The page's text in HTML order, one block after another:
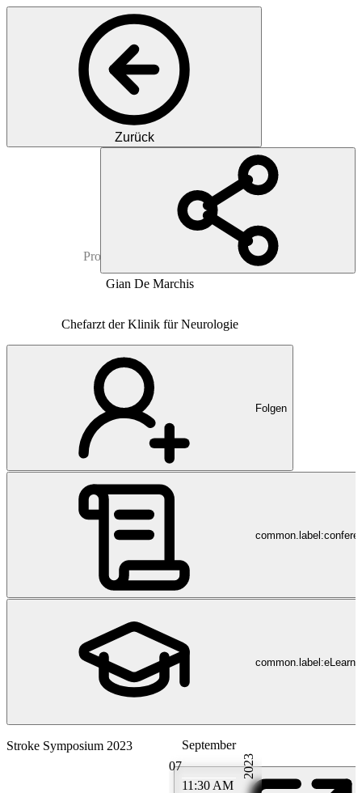
Zurück
Prof.
Gian De Marchis
Chefarzt der Klinik für Neurologie
Folgen
07
September
11:30 AM
2023
Stroke Symposium 2023